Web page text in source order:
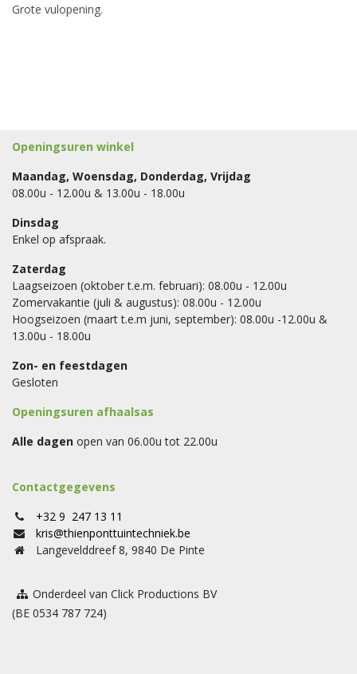
Grote vulopening.
Openingsuren winkel
Maandag, Woensdag, Donderdag, Vrijdag
08.00u - 12.00u & 13.00u - 18.00u
Dinsdag
Enkel op afspraak.
Zaterdag
Laagseizoen (oktober t.e.m. februari): 08.00u - 12.00u
Zomervakantie (juli & augustus): 08.00u - 12.00u
Hoogseizoen (maart t.e.m juni, september): 08.00u -12.00u &
13.00u - 18.00u
Zon- en feestdagen
Gesloten
Openingsuren afhaalsas
Alle dagen open van 06.00u tot 22.00u
Contactgegevens
+32 9 247 13 11
kris@thienponttuintechniek.be
Langevelddreef 8, 9840 De Pinte
Onderdeel van Click Productions BV
(BE 0534 787 724)